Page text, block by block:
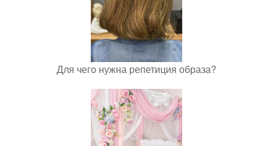
Для чего нужна репетиция образа?